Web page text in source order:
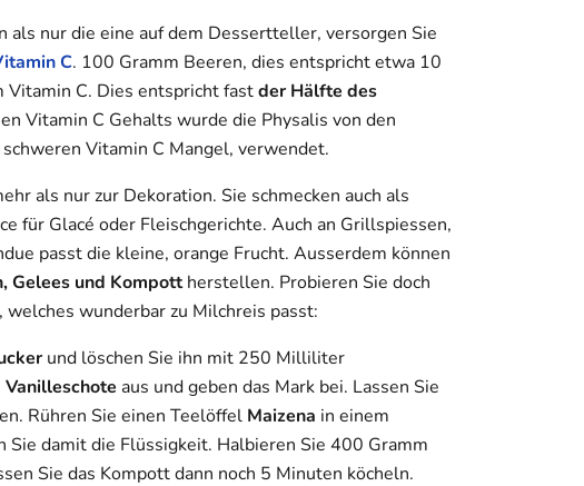
als nur die eine auf dem Dessertteller, versorgen Sie
C. 100 Gramm Beeren, dies entspricht etwa 10
C. Dies entspricht fastder Hälfte des
Vitamin C Gehalts wurde die Physalis von den
Vitamin C Mangel, verwendet.
als nur zur Dekoration. Sie schmecken auch als
für Glacé oder Fleischgerichte. Auch an Grillspiessen,
passt die kleine, orange Frucht. Ausserdem können
Gelees und Kompottherstellen. Probieren Sie doch
wunderbar zu Milchreis passt:
und löschen Sie ihn mit 250 Milliliter
Vanilleschote aus und geben das Mark bei. Lassen Sie
Rühren Sie einen Teelöffel Maizena in einem
Sie damit die Flüssigkeit. Halbieren Sie 400 Gramm
Sie das Kompott dann noch 5 Minuten köcheln.